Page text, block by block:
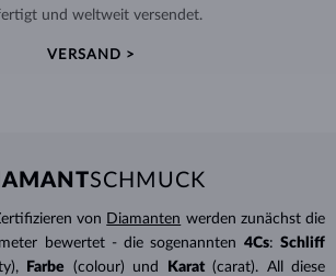
und weltweit versendet.
VERSAND >
SCHMUCK
von Diamanten werden zunächst die
bewertet - die sogenannten 4Cs: Schliff
Farbe (colour) und Karat (carat). All diese